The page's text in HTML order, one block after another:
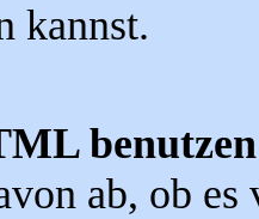
kannst.
ab, ob